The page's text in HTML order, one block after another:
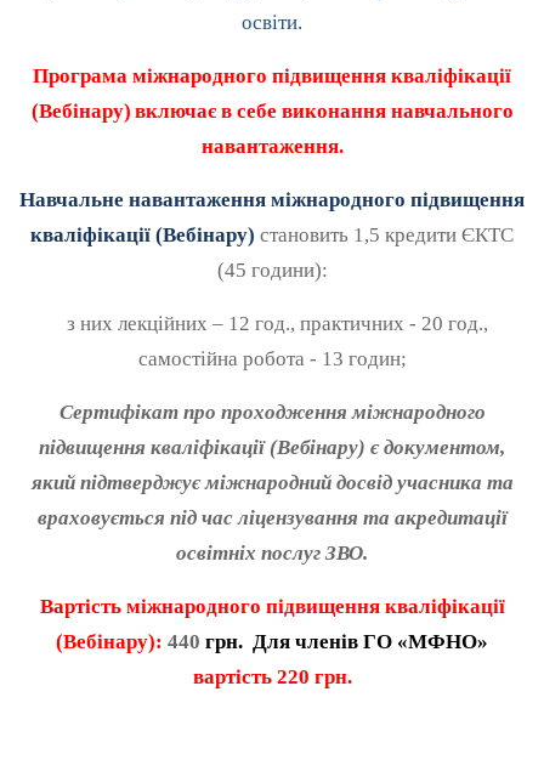
освіти.
Програма міжнародного підвищення кваліфікації
(Вебінару) включає в себе виконання навчального
навантаження.
Навчальне навантаження міжнародного підвищення
кваліфікації (Вебінару) становить 1,5 кредити ЄКТС
(45 години):
з них лекційних – 12 год., практичних - 20 год.,
самостійна робота - 13 годин;
Сертифікат про проходження міжнародного
підвищення кваліфікації (Вебінару) є документом,
який підтверджує міжнародний досвід учасника та
враховується під час ліцензування та акредитації
освітніх послуг ЗВО.
Вартість міжнародного підвищення кваліфікації
(Вебінару): 440 грн. Для членів ГО «МФНО»
вартість 220 грн.